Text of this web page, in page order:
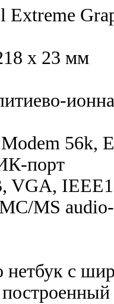
Extreme
х 23 мм
56k,
порт
VGA,
MS
нетбук с